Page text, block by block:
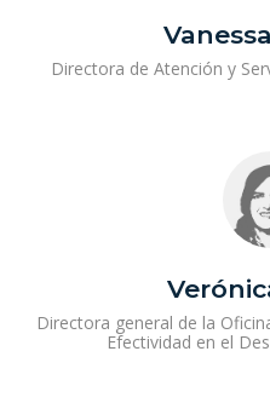
Directora de Atención y
Directora general de la
Efectividad en el